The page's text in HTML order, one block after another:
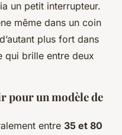
un petit interrupteur.
même dans un coin
plus fort dans
qui brille entre deux
pour un modèle de
entre 35 et 80